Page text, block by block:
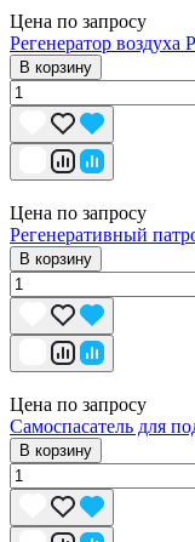
Цена по запросу
Регенератор воздуха
В корзину
Цена по запросу
Регенеративный
В корзину
Цена по запросу
Самоспасатель для
В корзину